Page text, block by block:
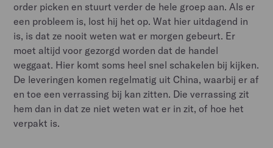
order picken en stuurt verder de hele groep aan. Als er
een probleem is, lost hij het op. Wat hier uitdagend in
is, is dat ze nooit weten wat er morgen gebeurt. Er
moet altijd voor gezorgd worden dat de handel
weggaat. Hier komt soms heel snel schakelen bij kijken.
De leveringen komen regelmatig uit China, waarbij er af
en toe een verrassing bij kan zitten. Die verrassing zit
hem dan in dat ze niet weten wat er in zit, of hoe het
verpakt is.